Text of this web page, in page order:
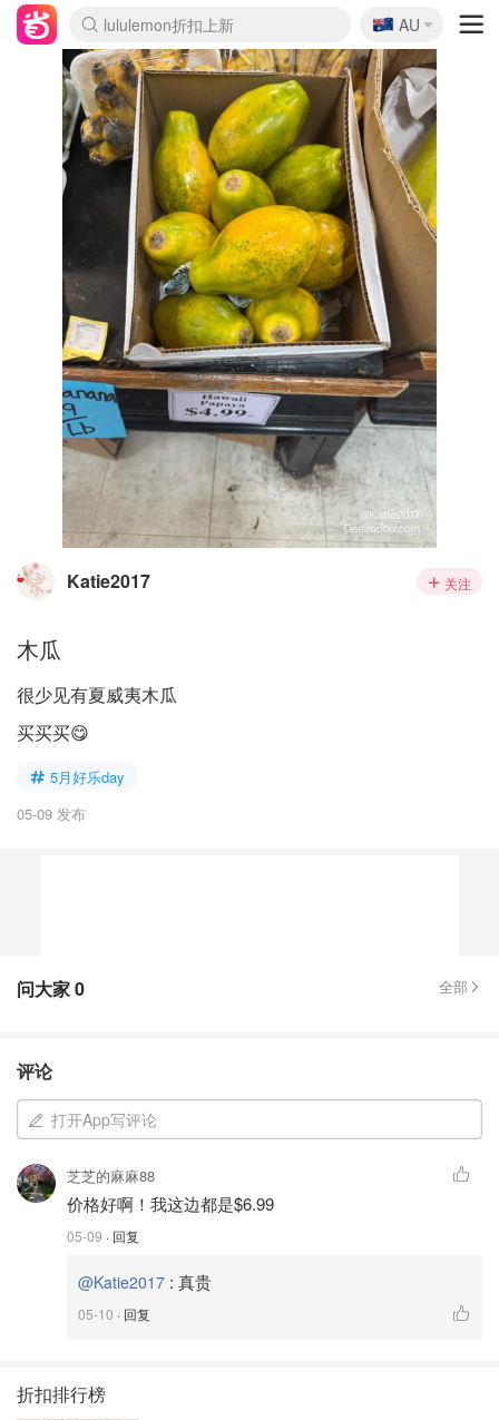
lululemon折扣上新
Sasa美妆护肤3.5折
SSENSE年中2.5折
FreshBeauty好价汇总
Cettire降价+叠9折
WWS Coles超市实拍
viagogo二手票捡漏
Myer超级周末
The Outnet奢牌1折起
David Jones 3折起
Flannels大牌1折
Perfumes Club护肤1折
AMIRO面罩$251
Amazon折扣汇总
eToro入金$200送$50
Amazon数码好物
ICONIC本周7.5折
ThedoubleF高奢地板价
Moose Knuckles 6折
丝芙兰5折起
EUFY摄像头$98
Selenichast首饰2折
Trip机票酒店促销
YSL送5件彩妆礼
Amazon家居好物
Amazon美妆护肤
雅漾大喷$8
过敏原检测盒$33
伊索独家赠50ml沐浴露
科颜氏高保湿面霜$29
SEALIFE海洋馆门票6折
丝塔芙大白罐$16
订阅Newsletter送香薰
Cult Beauty 6.8折
Harrods圣诞日历$525
LN-CC奢牌私促3折
d'Alba空姐喷雾$16
EVE LOM套装£56
Bernardelli独家4折
Adore Beauty 6折起
CT圣诞日历
Mytheresa奢品2.7折
Luxury Escapes 9折
Currentbody美容仪$881
MOON Garden Live
Roborock扫地机$649
Tingo Life水杯$24
Valentino官网5折
CR洗护套装$23
修丽可4件套$159
Myer彩妆2件7折
GANNI官网4.5折
Stylevana韩妆4折
Tessabit高奢8.5折
OGX洗发水$11
Amazon阿德莱德次日达
卡诗8.5折+赠礼
Philips Hue灯具8折
🇦🇺
AU
Katie2017 关注
木瓜
很少见有夏威夷木瓜
买买买😋
5月好乐day
05-09 发布
问大家0 全部
评论
打开App写评论
芝芝的麻麻88
价格好啊！我这边都是$6.99
05-09 · 回复
@Katie2017 : 真贵
05-10 · 回复
折扣排行榜